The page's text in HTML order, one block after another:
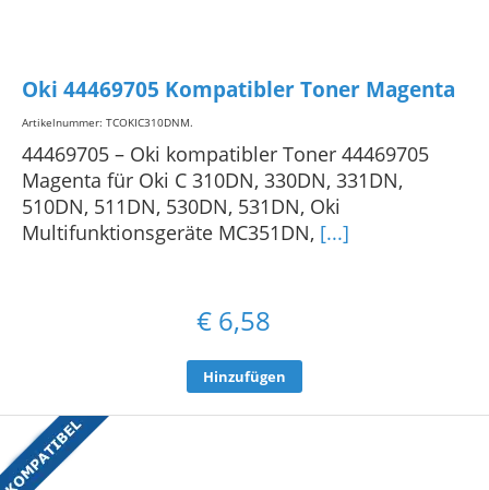
Oki 44469705 Kompatibler Toner Magenta
Artikelnummer: TCOKIC310DNM.
44469705 – Oki kompatibler Toner 44469705
Magenta für Oki C 310DN, 330DN, 331DN,
510DN, 511DN, 530DN, 531DN, Oki
Multifunktionsgeräte MC351DN, [...]
€ 6,58
Hinzufügen